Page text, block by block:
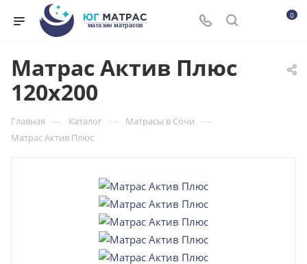
0
Матрас Актив Плюс
120x200
Главная — Каталог — Матрасы в Сочи —
Матрас Актив Плюс